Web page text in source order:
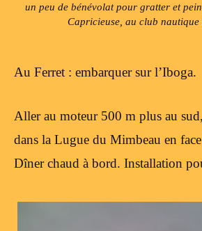
un peu de bénévolat pour gratter et
Capricieuse, au club nautique
Au Ferret : embarquer sur l’Iboga.
Aller au moteur 500 m plus au
dans la Lugue du Mimbeau en
Dîner chaud à bord. Installation